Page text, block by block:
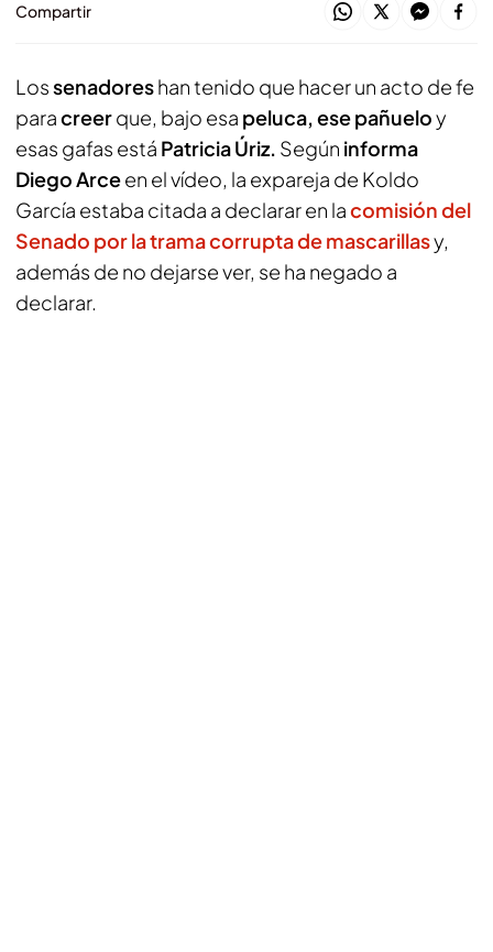
Compartir
Lossenadoreshan tenido que hacer un acto de fe
paracreerque, bajo esa peluca, ese pañueloy
esas gafas está Patricia Úriz. Según informa
Diego Arceen el vídeo, la expareja de Koldo
García estaba citada a declarar en lacomisión del
Senado por la trama corrupta de mascarillasy,
además de no dejarse ver, se ha negado a
declarar.